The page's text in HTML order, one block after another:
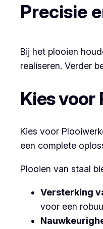
Precisie
Bij het plooien
realiseren. Verder
Kies voor
Kies voor
een complete
Plooien van staal
Versterking
voor een